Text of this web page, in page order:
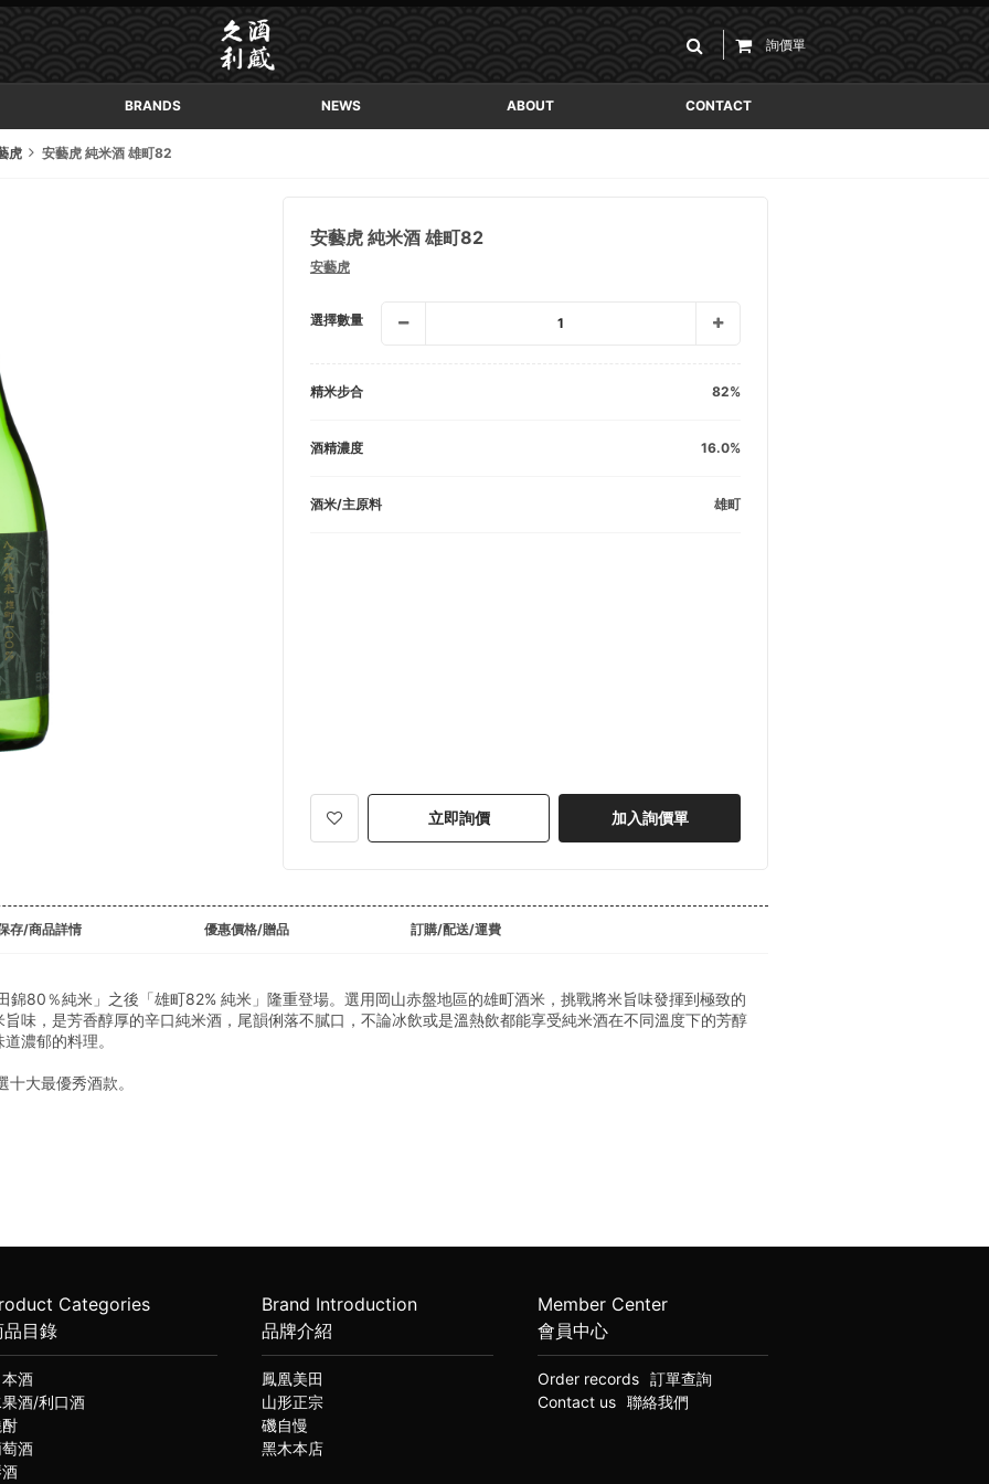
詢價單
BRANDS NEWS ABOUT CONTACT
虎 安藝虎 純米酒 雄町82
安藝虎 純米酒 雄町82
安藝虎
選擇數量 1
精米步合 82
酒精濃度 16.0
酒米/主原料 雄町
立即詢價 加入詢價單
存/商品詳情 優惠價格/贈品 訂購/配送/運費
錦80％純米」之後「雄町82% 純米」隆重登場。選用岡山赤盤地區的雄町酒米，挑戰將米旨味發揮到極致的
味，是芳香醇厚的辛口純米酒，尾韻俐落不膩口，不論冰飲或是溫熱飲都能享受純米酒在不同溫度下的芳醇
濃郁的料理。
大最優秀酒款。
Categories
品目錄
酒
酒/利口酒
酒
Brand Introduction
品牌介紹
鳳凰美田
山形正宗
磯自慢
黑木本店
Member Center
會員中心
Order records
訂單查詢
Contact us
聯絡我們